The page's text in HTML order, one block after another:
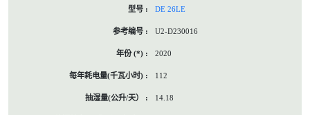
DE 26LE
U2-D230016
2020
112
14.18